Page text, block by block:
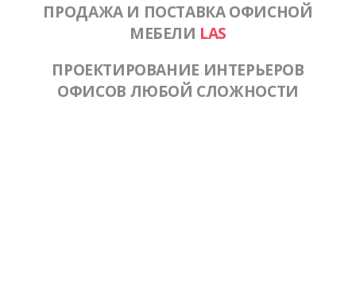
ПРОДАЖА И ПОСТАВКА ОФИСНОЙ
МЕБЕЛИ LAS
ПРОЕКТИРОВАНИЕ ИНТЕРЬЕРОВ
ОФИСОВ ЛЮБОЙ СЛОЖНОСТИ